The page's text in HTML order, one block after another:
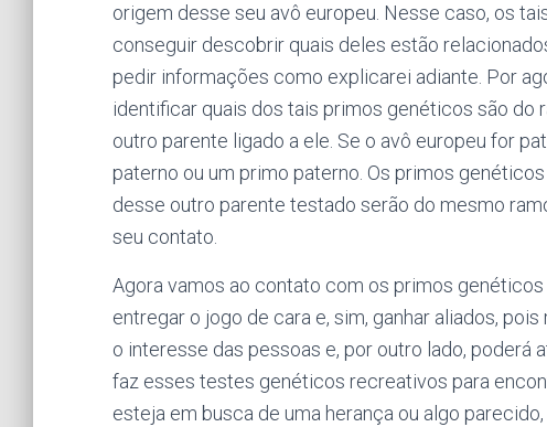
origem desse seu avô europeu. Nesse caso, os
conseguir descobrir quais deles estão
pedir informações como explicarei adiante. Por
identificar quais dos tais primos genéticos são
outro parente ligado a ele. Se o avô europeu for
paterno ou um primo paterno. Os primos
desse outro parente testado serão do mesmo
seu contato.
Agora vamos ao contato com os primos
entregar o jogo de cara e, sim, ganhar aliados,
o interesse das pessoas e, por outro lado, poderá
faz esses testes genéticos recreativos para
esteja em busca de uma herança ou algo